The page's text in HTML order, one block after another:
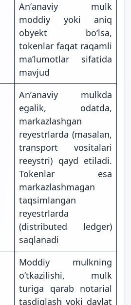
Anʼanaviy mulk
moddiy yoki aniq
obyekt boʻlsa,
tokenlar faqat raqamli
maʼlumotlar sifatida
mavjud
Anʼanaviy mulkda
egalik, odatda,
markazlashgan
reyestrlarda (masalan,
transport vositalari
reeystri) qayd etiladi.
Tokenlar esa
markazlashmagan
taqsimlangan
reyestrlarda
(distributed ledger)
saqlanadi
Moddiy mulkning
oʻtkazilishi, mulk
turiga qarab notarial
tasdiqlash yoki davlat